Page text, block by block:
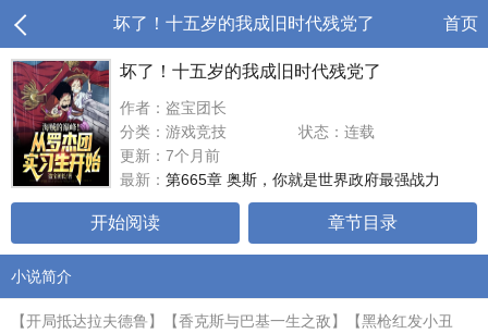
坏了！十五岁的我成旧时代残党了 首页
坏了！十五岁的我成旧时代残党了
作者：盗宝团长
分类：游戏竞技
状态：连载
更新：7个月前
最新： 第665章 奥斯，你就是世界政府最强战力
开始阅读 章节目录
小说简介
【开局抵达拉夫德鲁】【香克斯与巴基一生之敌】【黑枪红发小丑